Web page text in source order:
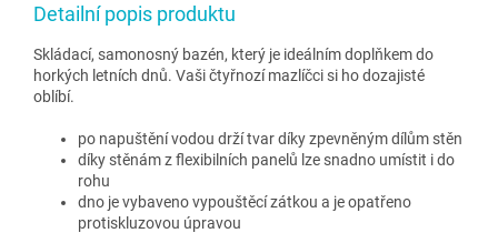
Detailní popis produktu
Skládací, samonosný bazén, který je ideálním doplňkem do
horkých letních dnů. Vaši čtyřnozí mazlíčci si ho dozajisté
oblíbí.
po napuštění vodou drží tvar díky zpevněným dílům stěn
díky stěnám z flexibilních panelů lze snadno umístit i do
rohu
dno je vybaveno vypouštěcí zátkou a je opatřeno
protiskluzovou úpravou